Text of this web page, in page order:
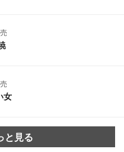
女
と見る